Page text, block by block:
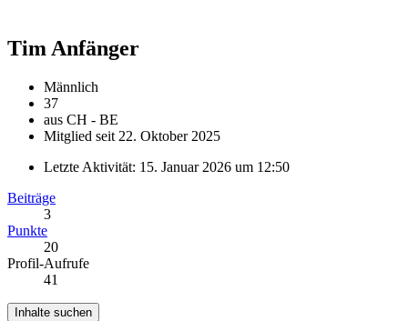
Tim Anfänger
Männlich
37
aus CH - BE
Mitglied seit 22. Oktober 2025
Letzte Aktivität: 15. Januar 2026 um 12:50
Beiträge
3
Punkte
20
Profil-Aufrufe
41
Inhalte suchen